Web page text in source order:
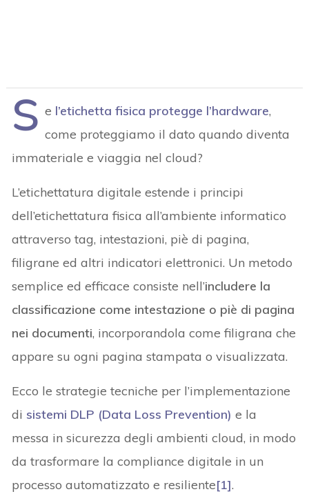
S e l’etichetta fisica protegge l’hardware,
come proteggiamo il dato quando diventa
immateriale e viaggia nel cloud?
L’etichettatura digitale estende i principi
dell’etichettatura fisica all’ambiente informatico
attraverso tag, intestazioni, piè di pagina,
filigrane ed altri indicatori elettronici. Un metodo
semplice ed efficace consiste nell’includere la
classificazione come intestazione o piè di pagina
nei documenti, incorporandola come filigrana che
appare su ogni pagina stampata o visualizzata.
Ecco le strategie tecniche per l’implementazione
di sistemi DLP (Data Loss Prevention) e la
messa in sicurezza degli ambienti cloud, in modo
da trasformare la compliance digitale in un
processo automatizzato e resiliente[1].